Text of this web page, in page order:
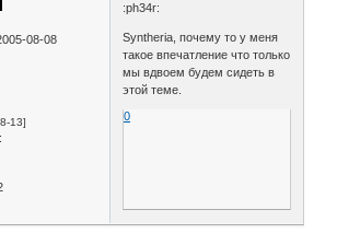
08-08
13]
:ph34r:
Syntheria, почему то у меня
такое впечатление что только
мы вдвоем будем сидеть в
этой теме.
0